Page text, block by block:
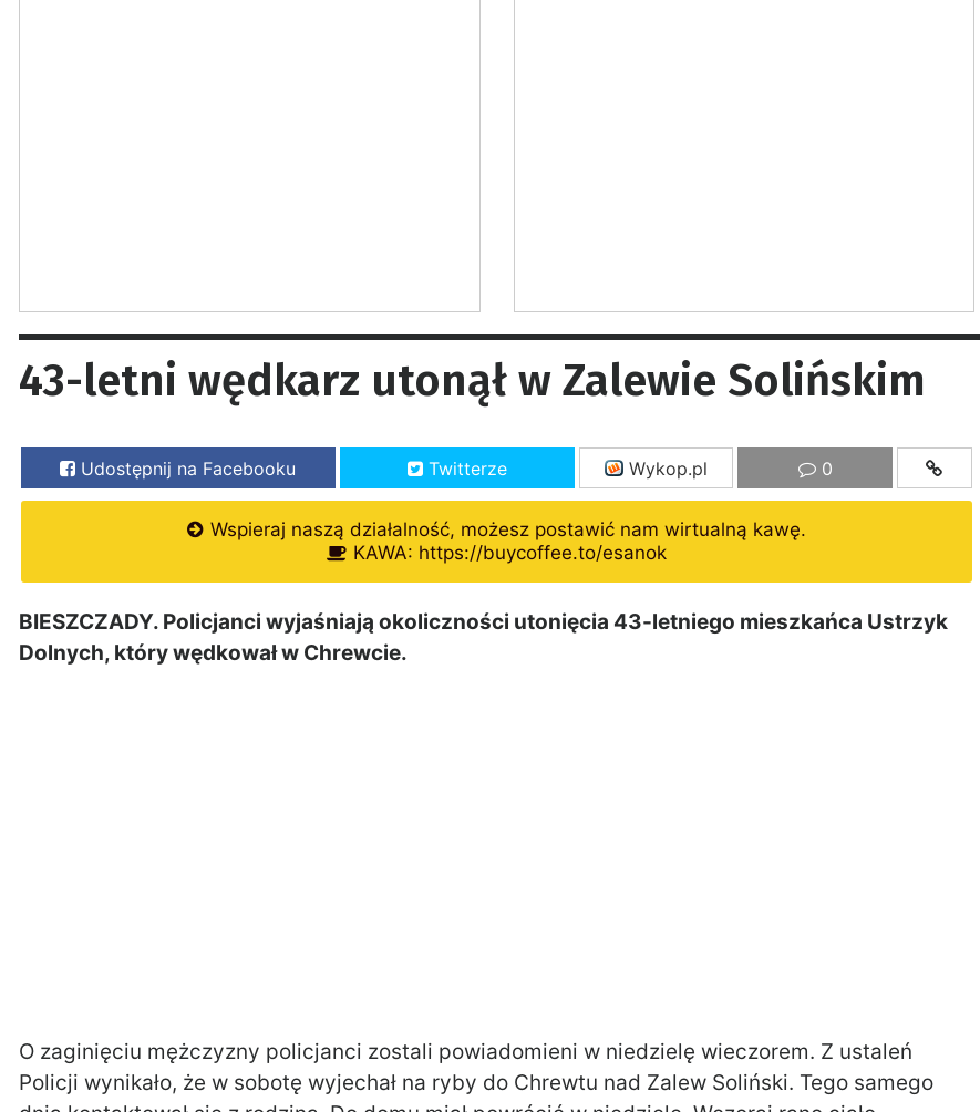
43-letni wędkarz utonął w Zalewie Solińskim
Udostępnij na Facebooku Twitterze Wykop.pl 0
Wspieraj naszą działalność, możesz postawić nam wirtualną kawę.
KAWA: https://buycoffee.to/esanok
BIESZCZADY. Policjanci wyjaśniają okoliczności utonięcia 43-letniego mieszkańca Ustrzyk
Dolnych, który wędkował w Chrewcie.
O zaginięciu mężczyzny policjanci zostali powiadomieni w niedzielę wieczorem. Z ustaleń
Policji wynikało, że w sobotę wyjechał na ryby do Chrewtu nad Zalew Soliński. Tego samego